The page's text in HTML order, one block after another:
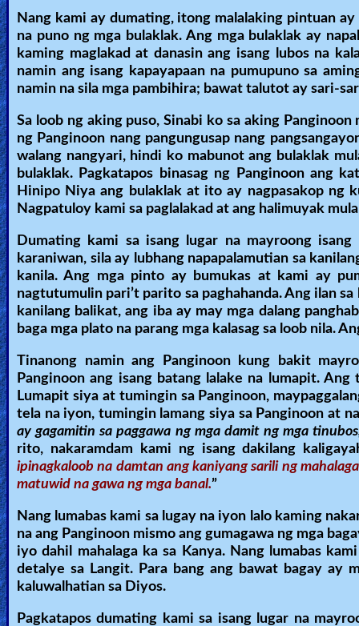
Nang kami ay dumating, itong malalaking pintuan
na puno ng mga bulaklak. Ang mga bulaklak ay
kaming maglakad at danasin ang isang lubos na
namin ang isang kapayapaan na pumupuno sa
namin na sila mga pambihira; bawat talutot ay sari-
Sa loob ng aking puso, Sinabi ko sa aking
ng Panginoon nang pangungusap nang
walang nangyari, hindi ko mabunot ang bulaklak
bulaklak. Pagkatapos binasag ng Panginoon ang
Hinipo Niya ang bulaklak at ito ay nagpasakop ng
Nagpatuloy kami sa paglalakad at ang halimuyak
Dumating kami sa isang lugar na mayroong
karaniwan, sila ay lubhang napapalamutian sa
kanila. Ang mga pinto ay bumukas at kami ay
nagtutumulin pari’t parito sa paghahanda. Ang ilan
kanilang balikat, ang iba ay may mga dalang
baga mga plato na parang mga kalasag sa loob nila.
Tinanong namin ang Panginoon kung bakit
Panginoon ang isang batang lalake na lumapit.
Lumapit siya at tumingin sa Panginoon,
tela na iyon, tumingin lamang siya sa Panginoon at
ay gagamitin sa paggawa ng mga damit ng mga
rito, nakaramdam kami ng isang dakilang
ipinagkaloob na damtan ang kaniyang sarili ng
matuwid na gawa ng mga banal.”
Nang lumabas kami sa lugay na iyon lalo kaming
na ang Panginoon mismo ang gumagawa ng mga
iyo dahil mahalaga ka sa Kanya. Nang lumabas
detalye sa Langit. Para bang ang bawat bagay ay
kaluwalhatian sa Diyos.
Pagkatapos dumating kami sa isang lugar na